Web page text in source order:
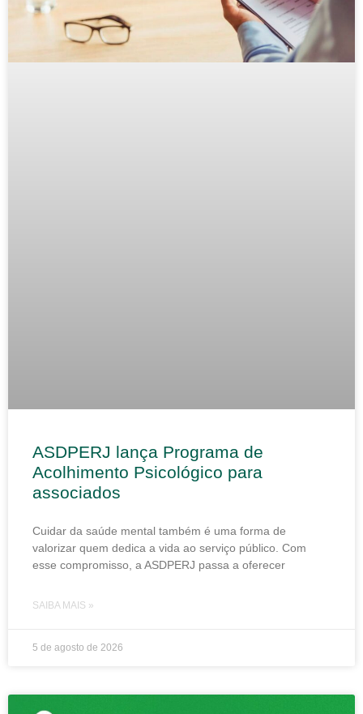
ASDPERJ lança Programa de
Acolhimento Psicológico para
associados
Cuidar da saúde mental também é uma forma de
valorizar quem dedica a vida ao serviço público. Com
esse compromisso, a ASDPERJ passa a oferecer
SAIBA MAIS »
5 de agosto de 2026